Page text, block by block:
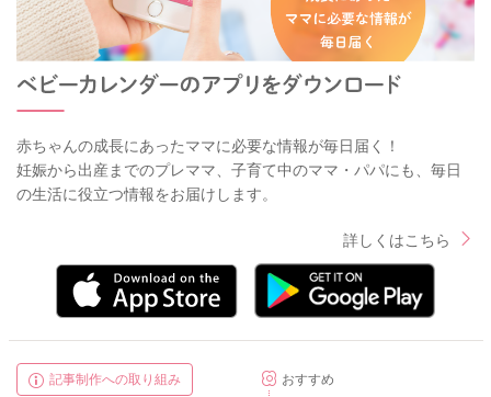
赤ちゃんの成長にあったママに必要な情報が毎日届く！
妊娠から出産までのプレママ、子育て中のママ・パパにも、毎日
の生活に役立つ情報をお届けします。
詳しくはこちら
記事制作への取り組み
おすすめ